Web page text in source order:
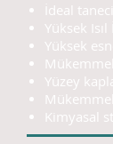
İdeal
Yüksek
Yüksek
Yüzey
Kimyasal